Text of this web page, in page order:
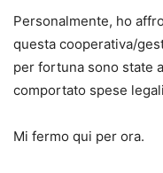
Personalmente, ho
questa cooperativa/
per fortuna sono state
comportato spese
Mi fermo qui per ora.